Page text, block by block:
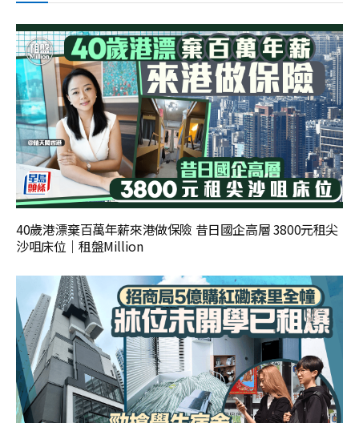
40歲港漂棄百萬年薪來港做保險 昔日國企高層 3800元租尖
沙咀床位｜租盤Million